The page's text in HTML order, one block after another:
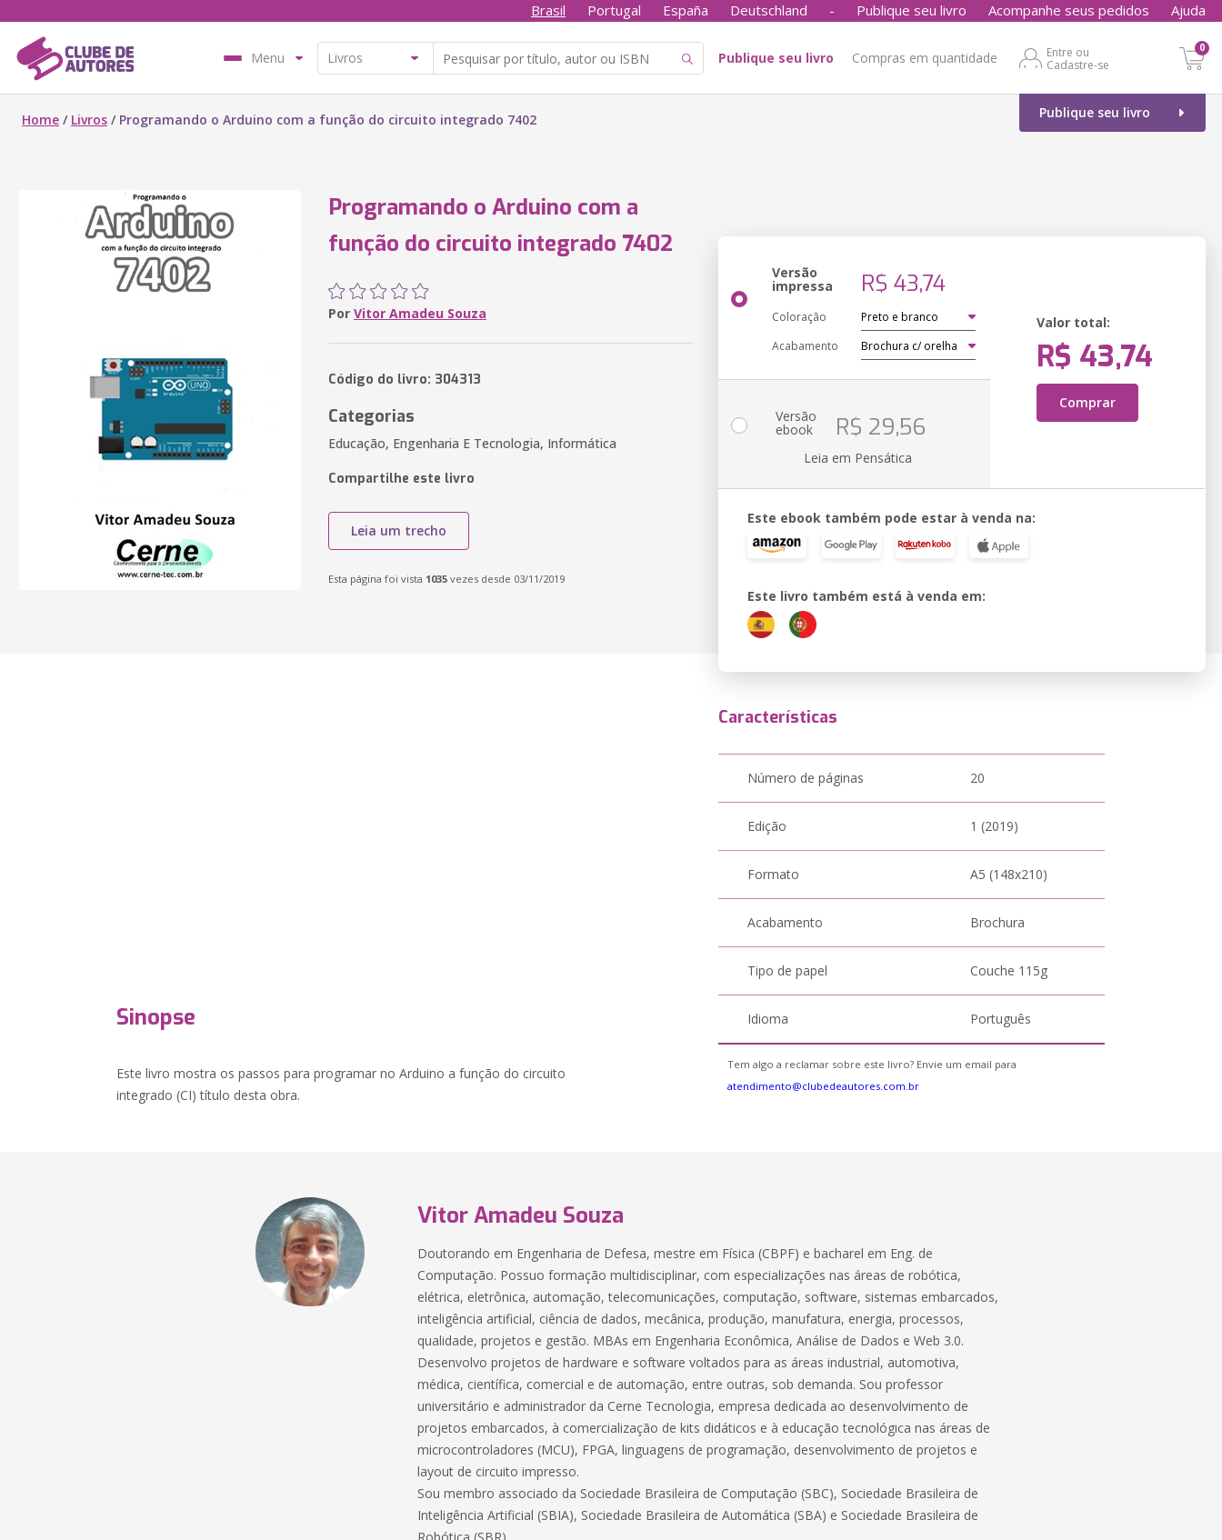
Brasil Portugal España Deutschland - Publique seu livro Acompanhe seus pedidos Ajuda
Menu Publique seu livro Compras em quantidade
Entre ou
Cadastre-se
0
Publique seu livro
Home / Livros / Programando o Arduino com a função do circuito integrado 7402
Programando o Arduino com a
função do circuito integrado 7402
Por Vitor Amadeu Souza
Código do livro: 304313
Categorias
Educação, Engenharia E Tecnologia, Informática
Compartilhe este livro
Leia um trecho
Esta página foi vista 1035 vezes desde 03/11/2019
Versão
impressa R$ 43,74
Coloração
Acabamento
Valor total:
R$ 43,74
Comprar
Versão
ebook R$ 29,56
Leia em Pensática
Este ebook também pode estar à venda na:
Este livro também está à venda em:
Sinopse
Este livro mostra os passos para programar no Arduino a função do circuito
integrado (CI) título desta obra.
Características
Número de páginas 20
Edição 1 (2019)
Formato A5 (148x210)
Acabamento Brochura
Tipo de papel Couche 115g
Idioma Português
Tem algo a reclamar sobre este livro? Envie um email para
atendimento@clubedeautores.com.br
Vitor Amadeu Souza
Doutorando em Engenharia de Defesa, mestre em Física (CBPF) e bacharel em Eng. de
Computação. Possuo formação multidisciplinar, com especializações nas áreas de robótica,
elétrica, eletrônica, automação, telecomunicações, computação, software, sistemas embarcados,
inteligência artificial, ciência de dados, mecânica, produção, manufatura, energia, processos,
qualidade, projetos e gestão. MBAs em Engenharia Econômica, Análise de Dados e Web 3.0.
Desenvolvo projetos de hardware e software voltados para as áreas industrial, automotiva,
médica, científica, comercial e de automação, entre outras, sob demanda. Sou professor
universitário e administrador da Cerne Tecnologia, empresa dedicada ao desenvolvimento de
projetos embarcados, à comercialização de kits didáticos e à educação tecnológica nas áreas de
microcontroladores (MCU), FPGA, linguagens de programação, desenvolvimento de projetos e
layout de circuito impresso.
Sou membro associado da Sociedade Brasileira de Computação (SBC), Sociedade Brasileira de
Inteligência Artificial (SBIA), Sociedade Brasileira de Automática (SBA) e Sociedade Brasileira de